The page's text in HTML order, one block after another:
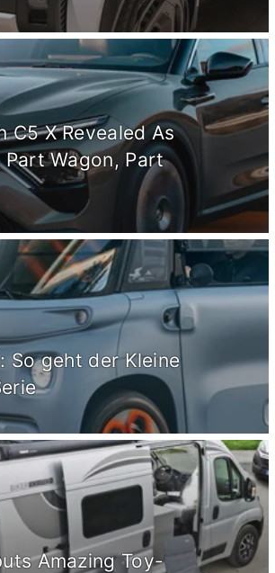
C5 X Revealed As
Part Wagon, Part
So geht der Kleine
Amazing Toy-